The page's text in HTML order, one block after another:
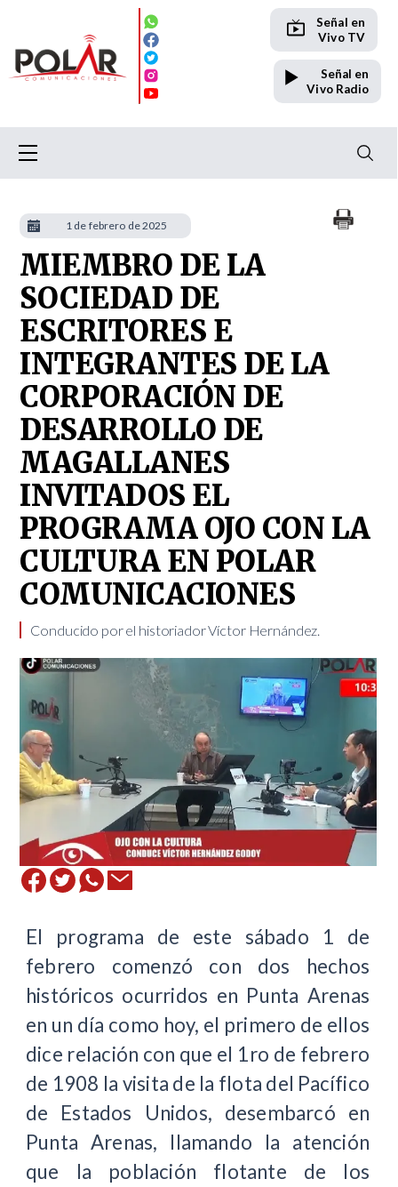
Señal en
Vivo TV
Señal en
Vivo Radio
MIEMBRO DE LA
SOCIEDAD DE
ESCRITORES E
INTEGRANTES DE LA
CORPORACIÓN DE
DESARROLLO DE
MAGALLANES
INVITADOS EL
PROGRAMA OJO CON LA
CULTURA EN POLAR
COMUNICACIONES
Conducido por el historiador Víctor Hernández.​
El programa de este sábado 1 de
febrero comenzó con dos hechos
históricos ocurridos en Punta Arenas
en un día como hoy, el primero de ellos
dice relación con que el 1ro de febrero
de 1908 la visita de la flota del Pacífico
de Estados Unidos, desembarcó en
Punta Arenas, llamando la atención
que la población flotante de los
1 de febrero de 2025